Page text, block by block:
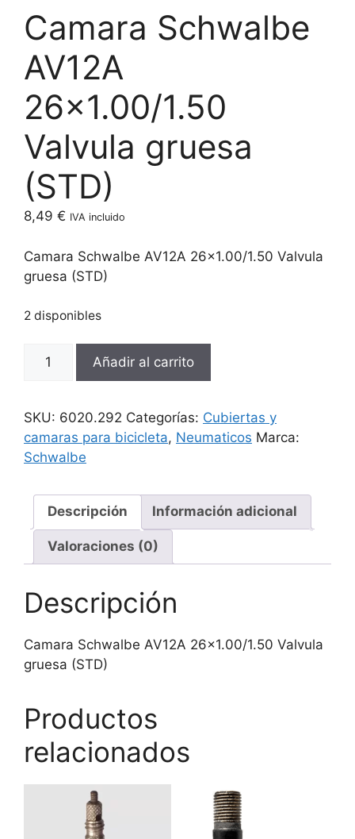
Camara Schwalbe
AV12A
26×1.00/1.50
Valvula gruesa
(STD)
8,49 € IVA incluido
Camara Schwalbe AV12A 26×1.00/1.50 Valvula
gruesa (STD)
2 disponibles
Schwalbe
26x1.00/1.50
Valvula
gruesa
cantidad
Añadir al carrito
SKU: 6020.292 Categorías: Cubiertas y
camaras para bicicleta, Neumaticos Marca:
Schwalbe
Descripción Información adicional
Valoraciones (0)
Descripción
Camara Schwalbe AV12A 26×1.00/1.50 Valvula
gruesa (STD)
Productos
relacionados